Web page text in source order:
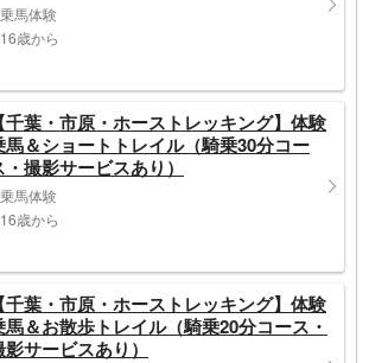
乗馬体験
16歳から
【千葉・市原・ホーストレッキング】体験
馬＆ショートトレイル（騎乗30分コー
・撮影サービスあり）
乗馬体験
16歳から
【千葉・市原・ホーストレッキング】体験
馬＆お散歩トレイル（騎乗20分コース・
影サービスあり）